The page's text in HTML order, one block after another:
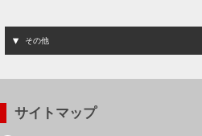
その他
サイトマップ